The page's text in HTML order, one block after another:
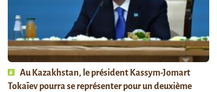
Au Kazakhstan, le président Kassym-Jomart
Tokaïev pourra se représenter pour un deuxième